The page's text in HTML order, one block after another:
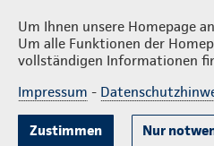
Um Ihnen unsere Homepage
Um alle Funktionen der
vollständigen Informationen
Impressum -
Zustimmen Nur
Nils Höffler